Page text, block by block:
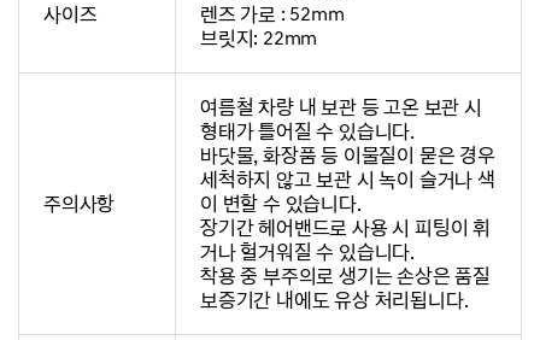
사이즈
렌즈 가로 : 52mm
브릿지: 22mm
주의사항
여름철 차량 내 보관 등 고온 보관 시
형태가 틀어질 수 있습니다.
바닷물, 화장품 등 이물질이 묻은 경우
세척하지 않고 보관 시 녹이 슬거나 색
이 변할 수 있습니다.
장기간 헤어밴드로 사용 시 피팅이 휘
거나 헐거워질 수 있습니다.
착용 중 부주의로 생기는 손상은 품질
보증기간 내에도 유상 처리됩니다.